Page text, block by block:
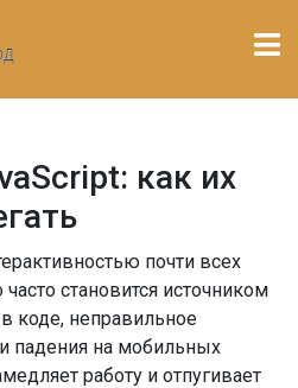
как их
почти всех
становится источником
коде, неправильное
падения на мобильных
работу и отпугивает